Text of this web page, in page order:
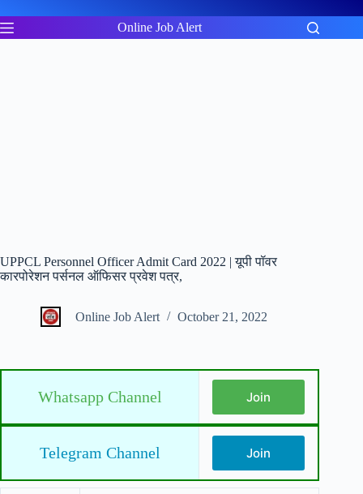
to
content
Online Job Alert
UPPCL Personnel Officer Admit Card 2022 | यूपी पॉवर
कारपोरेशन पर्सनल ऑफिसर प्रवेश पत्र,
Online Job Alert October 21, 2022
Whatsapp Channel Join
Telegram Channel Join